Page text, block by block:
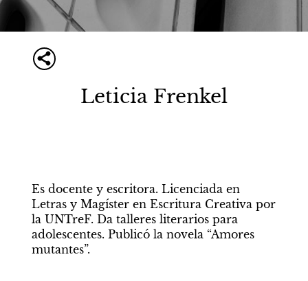
Leticia Frenkel
Es docente y escritora. Licenciada en
Letras y Magíster en Escritura Creativa por
la UNTreF. Da talleres literarios para
adolescentes. Publicó la novela “Amores
mutantes”.